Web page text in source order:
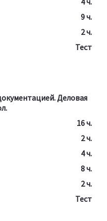
9 ч.
2 ч.
Тест
Деловая
16 ч.
2 ч.
4 ч.
8 ч.
2 ч.
Тест